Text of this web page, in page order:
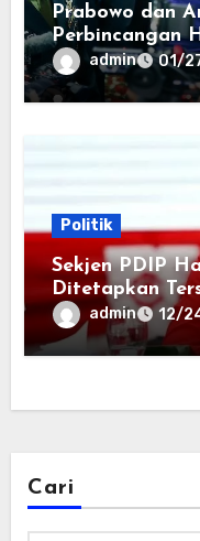
Prabowo dan
Perbincangan
admin 01/
Politik
Sekjen PDIP
Ditetapkan
admin 12/
Cari